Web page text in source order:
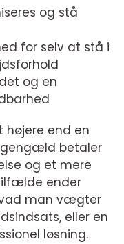
og stå
for selv at stå i
og en
højere end en
betaler
og et mere
ender
man vægter
eller en
løsning.